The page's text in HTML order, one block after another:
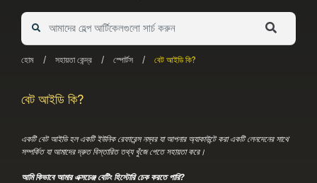
হোম / সহায়তা কেন্দ্র / স্পোর্টস / বেট আইডি কি?
বেট আইডি কি?
একটি বেট আইডি হল একটি ইউনিক রেফারেন্স নম্বর যা আপনার অ্যাকাউন্টে করা একটি লেনদেনের সাথে
সম্পর্কিত যা আমাদের দ্রুত বিস্তারিত তথ্য খুঁজে পেতে সহায়তা করে।
আমি কিভাবে আমার এক্সচেঞ্জ বেটিং হিস্টোরি চেক করতে পারি?